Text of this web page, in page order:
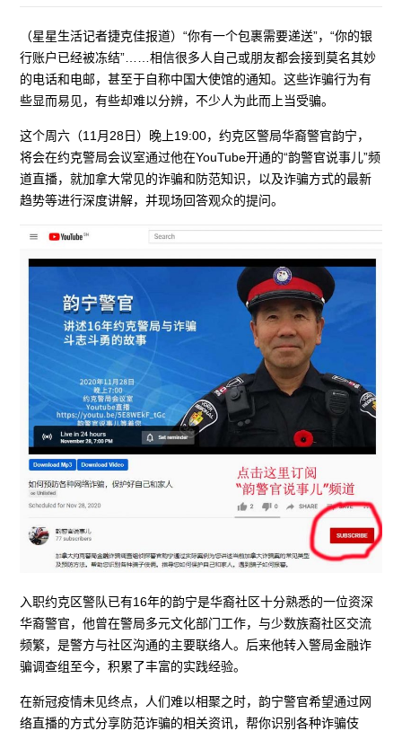
（星星生活记者捷克佳报道）“你有一个包裹需要递送”，“你的银
行账户已经被冻结”……相信很多人自己或朋友都会接到莫名其妙
的电话和电邮，甚至于自称中国大使馆的通知。这些诈骗行为有
些显而易见，有些却难以分辨，不少人为此而上当受骗。
这个周六（11月28日）晚上19:00，约克区警局华裔警官韵宁，
将会在约克警局会议室通过他在YouTube开通的“韵警官说事儿”频
道直播，就加拿大常见的诈骗和防范知识，以及诈骗方式的最新
趋势等进行深度讲解，并现场回答观众的提问。
入职约克区警队已有16年的韵宁是华裔社区十分熟悉的一位资深
华裔警官，他曾在警局多元文化部门工作，与少数族裔社区交流
频繁，是警方与社区沟通的主要联络人。后来他转入警局金融诈
骗调查组至今，积累了丰富的实践经验。
在新冠疫情未见终点，人们难以相聚之时，韵宁警官希望通过网
络直播的方式分享防范诈骗的相关资讯，帮你识别各种诈骗伎